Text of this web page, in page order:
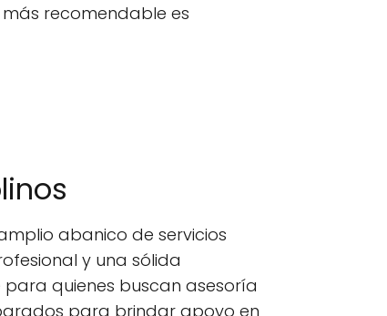
recomendable es
abanico de servicios
y una sólida
quienes buscan asesoría
para brindar apoyo en